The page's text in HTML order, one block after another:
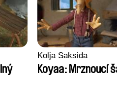
Kolja Saksida
Koyaa: Mrznoucí